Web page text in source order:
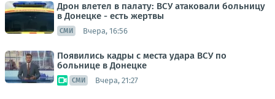
Дрон влетел в палату: ВСУ атаковали больницу
в Донецке - есть жертвы
СМИ Вчера, 16:56
Появились кадры с места удара ВСУ по
больнице в Донецке
СМИ Вчера, 21:27